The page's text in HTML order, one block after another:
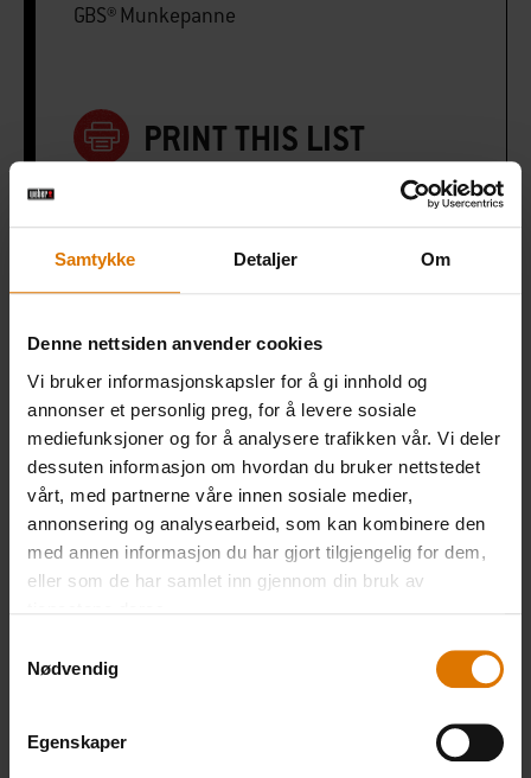
Samtykke Detaljer Om
Denne nettsiden anvender cookies
Vi bruker informasjonskapsler for å gi innhold og
annonser et personlig preg, for å levere sosiale
mediefunksjoner og for å analysere trafikken vår. Vi deler
dessuten informasjon om hvordan du bruker nettstedet
vårt, med partnerne våre innen sosiale medier,
annonsering og analysearbeid, som kan kombinere den
med annen informasjon du har gjort tilgjengelig for dem,
eller som de har samlet inn gjennom din bruk av
Nødvendig
Egenskaper
GBS® Munkepanne
PRINT THIS LIST
Anbefalt tilbehør